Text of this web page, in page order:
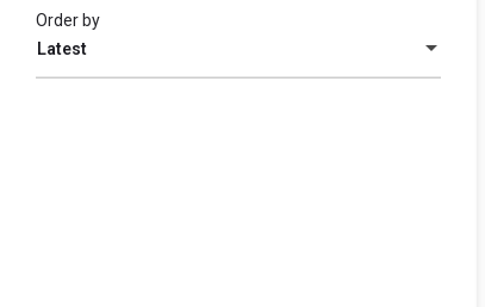
Latest
Order by